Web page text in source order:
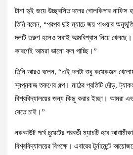
টানা দুই জয়ে উচ্ছ্বসিত দলের গোলকিপার নাফিস
তিনি বলেন, “পরপর দুই ম্যাচে জয় পাওয়ার
দলটি তরুণ হলেও সবাই আত্মবিশ্বাস নিয়ে
কারণেই আমরা ভালো ফল পাচ্ছি।”
তিনি আরও বলেন, “এই দলটা শুধু কয়েকজন
স্বপ্নবাজ তরুণের গল্প। মাঠের প্রতিটি দৌড়,
বিশ্ববিদ্যালয়ের জন্য কিছু করার ইচ্ছা। আমরা
যেতে চাই।”
নকআউট পর্বে চুয়েটের পরবর্তী ম্যাচটি হবে
বিশ্ববিদ্যালয়ের বিপক্ষে। এবারের টুর্নামেন্টে